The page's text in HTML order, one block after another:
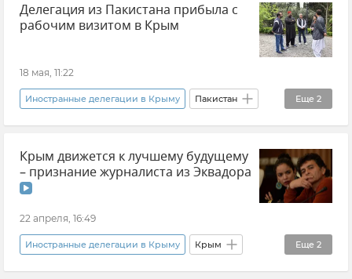
Делегация из Пакистана прибыла с
рабочим визитом в Крым
18 мая, 11:22
Еще 2
Иностранные делегации в Крыму Пакистан
Новости Новости Крыма
Крым движется к лучшему будущему
– признание журналиста из Эквадора
22 апреля, 16:49
Еще 2
Иностранные делегации в Крыму Крым
Новости Крыма Эквадор